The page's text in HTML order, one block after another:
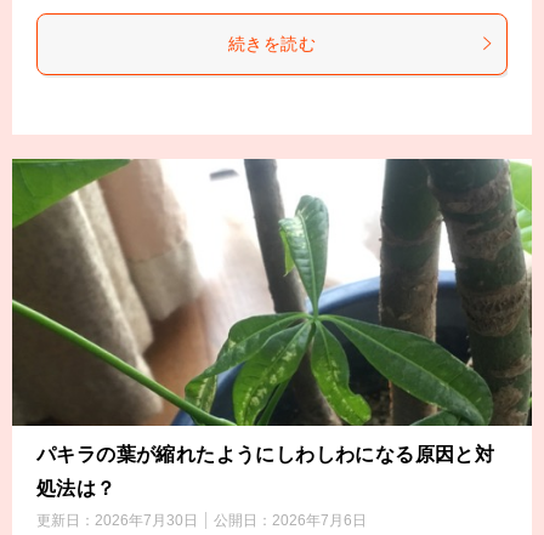
続きを読む
パキラの葉が縮れたようにしわしわになる原因と対
処法は？
更新日： 2026年7月30日 公開日： 2026年7月6日